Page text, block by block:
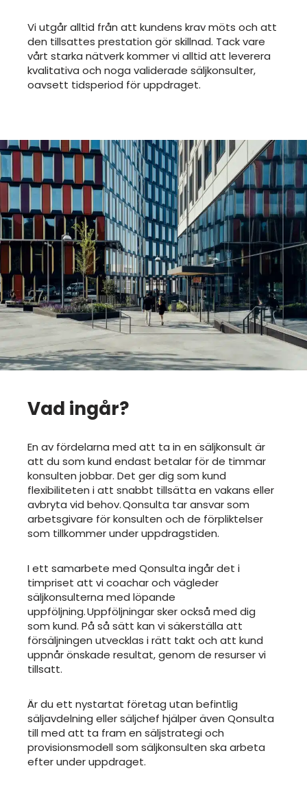
Vi utgår alltid från att kundens krav möts och att
den tillsattes prestation gör skillnad. Tack vare
vårt starka nätverk kommer vi alltid att leverera
kvalitativa och noga validerade säljkonsulter,
oavsett tidsperiod för uppdraget.
Vad ingår?
En av fördelarna med att ta in en säljkonsult är
att du som kund endast betalar för de timmar
konsulten jobbar. Det ger dig som kund
flexibiliteten i att snabbt tillsätta en vakans eller
avbryta vid behov. Qonsulta tar ansvar som
arbetsgivare för konsulten och de förpliktelser
som tillkommer under uppdragstiden.
I ett samarbete med Qonsulta ingår det i
timpriset att vi coachar och vägleder
säljkonsulterna med löpande
uppföljning. Uppföljningar sker också med dig
som kund. På så sätt kan vi säkerställa att
försäljningen utvecklas i rätt takt och att kund
uppnår önskade resultat, genom de resurser vi
tillsatt.
Är du ett nystartat företag utan befintlig
säljavdelning eller säljchef hjälper även Qonsulta
till med att ta fram en säljstrategi och
provisionsmodell som säljkonsulten ska arbeta
efter under uppdraget.